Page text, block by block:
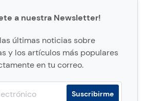
a nuestra Newsletter!
últimas noticias sobre
y los artículos más populares
en tu correo.